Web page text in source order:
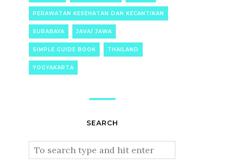
PERAWATAN KESEHATAN DAN KECANTIKAN
SURABAYA JAVA/ JAWA
SIMPLE GUIDE BOOK THAILAND
YOGYAKARTA
SEARCH